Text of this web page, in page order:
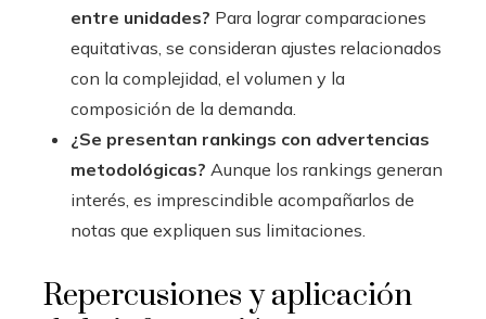
entre unidades? Para lograr comparaciones
equitativas, se consideran ajustes relacionados
con la complejidad, el volumen y la
composición de la demanda.
¿Se presentan rankings con advertencias
metodológicas? Aunque los rankings generan
interés, es imprescindible acompañarlos de
notas que expliquen sus limitaciones.
Repercusiones y aplicación